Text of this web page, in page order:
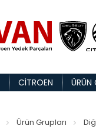
CITROEN ÜRÜN
Ürün Grupları